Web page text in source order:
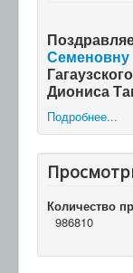
Диониса
Подробнее...
Количество
986810